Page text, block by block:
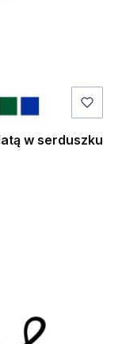
w serduszku